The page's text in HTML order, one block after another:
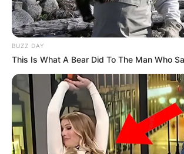
BUZZ DAY
This Is What A Bear Did To The Man Who